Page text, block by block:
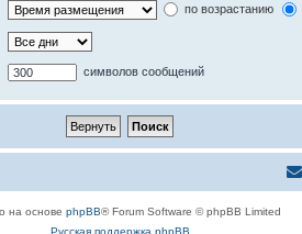
по возрастанию
символов сообщений
на основе phpBB® Forum Software © phpBB Limited
Русская поддержка phpBB